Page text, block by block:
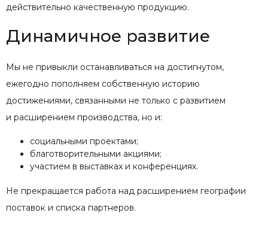
действительно качественную продукцию.
Динамичное развитие
Мы не привыкли останавливаться на достигнутом,
ежегодно пополняем собственную историю
достижениями, связанными не только с развитием
и расширением производства, но и:
социальными проектами;
благотворительными акциями;
участием в выставках и конференциях.
Не прекращается работа над расширением географии
поставок и списка партнеров.